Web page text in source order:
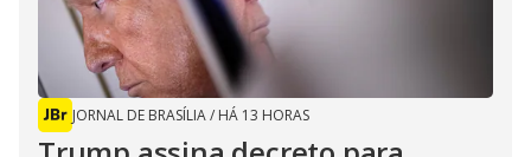
JORNAL DE BRASÍLIA/ HÁ 13 HORAS